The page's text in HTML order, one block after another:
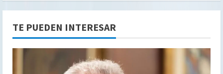
TE PUEDEN INTERESAR